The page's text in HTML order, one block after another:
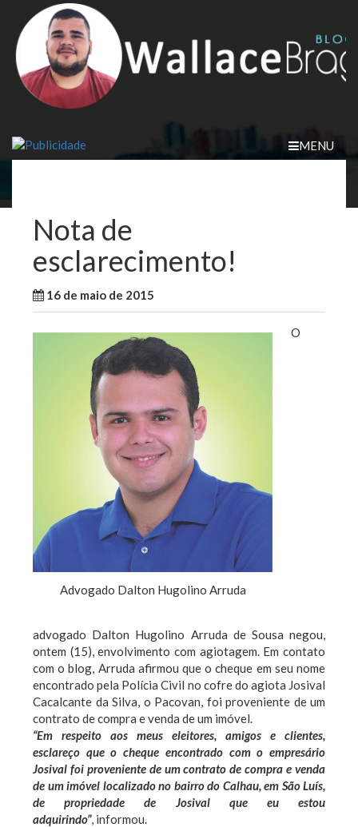
content
MENU
Nota de
esclarecimento!
16 de maio de 2015
Advogado Dalton Hugolino Arruda
O
advogado Dalton Hugolino Arruda de Sousa negou,
ontem (15), envolvimento com agiotagem. Em contato
com o blog, Arruda afirmou que o cheque em seu nome
encontrado pela Polícia Civil no cofre do agiota Josival
Cacalcante da Silva, o Pacovan, foi proveniente de um
contrato de compra e venda de um imóvel.
“Em respeito aos meus eleitores, amigos e clientes,
esclareço que o cheque encontrado com o empresário
Josival foi proveniente de um contrato de compra e venda
de um imóvel localizado no bairro do Calhau, em São Luís,
de propriedade de Josival que eu estou
adquirindo”, informou.